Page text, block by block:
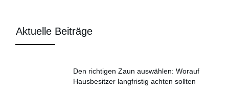
Aktuelle Beiträge
Den richtigen Zaun auswählen: Worauf
Hausbesitzer langfristig achten sollten